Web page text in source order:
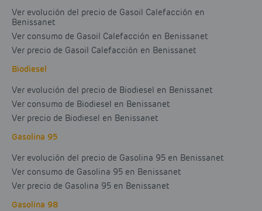
Ver evolución del precio de Gasoil Calefacción en
Benissanet
Ver consumo de Gasoil Calefacción en Benissanet
Ver precio de Gasoil Calefacción en Benissanet
Biodiesel
Ver evolución del precio de Biodiesel en Benissanet
Ver consumo de Biodiesel en Benissanet
Ver precio de Biodiesel en Benissanet
Gasolina 95
Ver evolución del precio de Gasolina 95 en Benissanet
Ver consumo de Gasolina 95 en Benissanet
Ver precio de Gasolina 95 en Benissanet
Gasolina 98